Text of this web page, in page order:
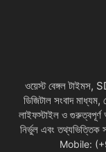
ওয়েস্ট বেঙ্গল
ডিজিটাল সংবাদ মাধ্যম,
লাইফস্টাইল ও গুরুত্বপূর্ণ
নির্ভুল এবং তথ্যভিত্তিক
Mobile: